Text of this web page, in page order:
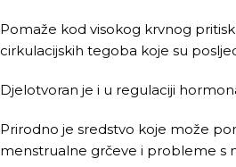
Pomaže kod visokog krvnog
cirkulacijskih tegoba koje su
Djelotvoran je i u regulaciji
Prirodno je sredstvo koje može
menstrualne grčeve i probleme s